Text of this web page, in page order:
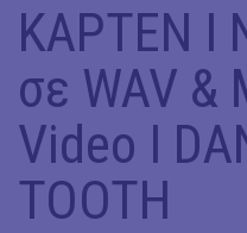
KAPTEN​ I
σε WAV &
Video​ I
TOOTH